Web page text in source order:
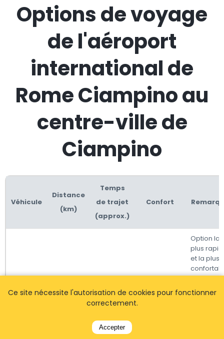
Options de voyage
de l'aéroport
international de
Rome Ciampino au
centre-ville de
Ciampino
Véhicule
Distance
(km)
Temps
de trajet
(approx.)
Confort
20-30 min
Option la
plus
et la plus
surtout
des
bagages.
Ce site nécessite l'autorisation de cookies pour fonctionner
correctement.
Accepter